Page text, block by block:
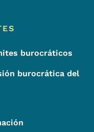
burocráticos
burocrática del